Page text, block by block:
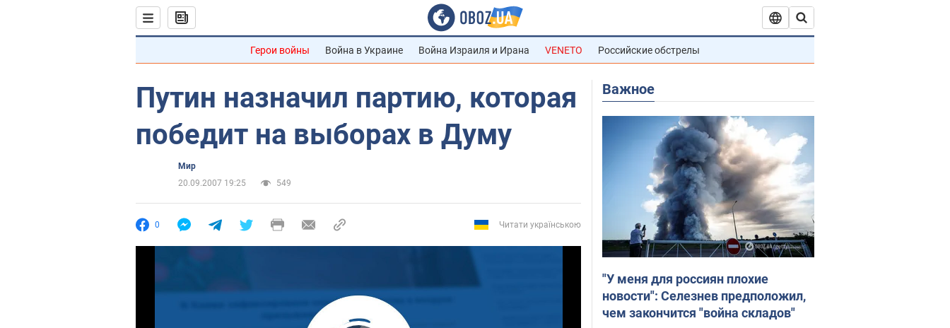
Герои войны Война в Украине Война Израиля и Ирана VENETO Российские обстрелы
Путин назначил партию, которая
победит на выборах в Думу
Мир
20.09.2007 19:25
549
0 Читати українською
Важное
"У меня для россиян плохие
новости": Селезнев предположил,
чем закончится "война складов"